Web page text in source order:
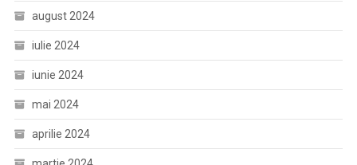
august 2024
iulie 2024
iunie 2024
mai 2024
aprilie 2024